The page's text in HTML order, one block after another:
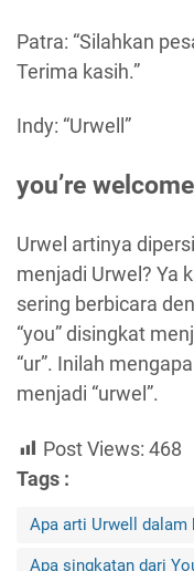
Patra: “Silahkan
Terima kasih.”
Indy: “Urwell”
you’re
Urwel artinya
menjadi Urwel? Ya
sering berbicara
“you” disingkat
“ur”. Inilah
menjadi “urwel”.
Post Views: 468
Tags :
Apa arti Urwell dalam
Apa singkatan dari